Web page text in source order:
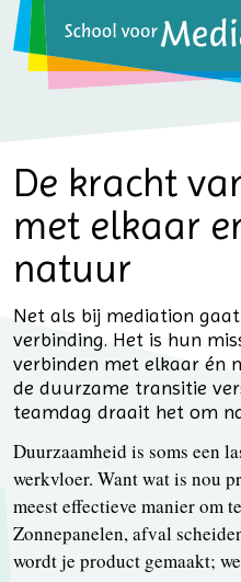
De kracht
met elkaar
natuur
Net als bij mediation
verbinding. Het is hun
verbinden met elkaar én
de duurzame transitie
teamdag draait het om
Duurzaamheid is soms een
werkvloer. Want wat is nou
meest effectieve manier om
Zonnepanelen, afval
wordt je product gemaakt;